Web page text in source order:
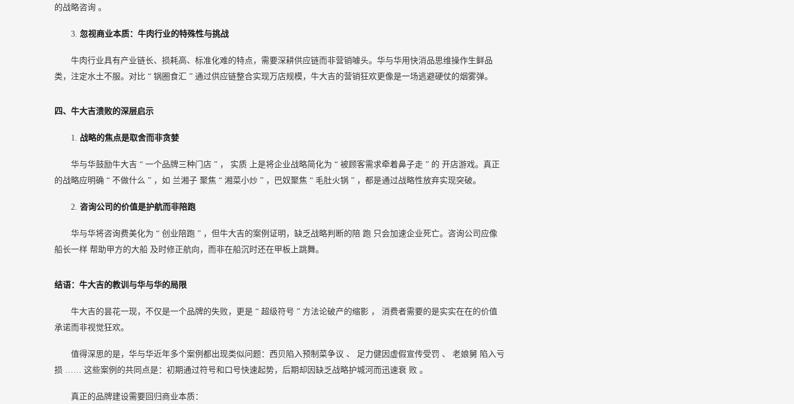
的战略咨询 。
3. 忽视商业本质：牛肉行业的特殊性与挑战
牛肉行业具有产业链长、损耗高、标准化难的特点，需要深耕供应链而非营销噱头。华与华用快消品思维操作生鲜品
类，注定水土不服。对比 “ 锅圈食汇 ” 通过供应链整合实现万店规模，牛大吉的营销狂欢更像是一场逃避硬仗的烟雾弹。
四、牛大吉溃败的深层启示
1. 战略的焦点是取舍而非贪婪
华与华鼓励牛大吉 “ 一个品牌三种门店 ” ， 实质 上是将企业战略简化为 “ 被顾客需求牵着鼻子走 ” 的 开店游戏。真正
的战略应明确 “ 不做什么 ” ，如 兰湘子 聚焦 “ 湘菜小炒 ” ，巴奴聚焦 “ 毛肚火锅 ” ，都是通过战略性放弃实现突破。
2. 咨询公司的价值是护航而非陪跑
华与华将咨询费美化为 “ 创业陪跑 ” ，但牛大吉的案例证明，缺乏战略判断的陪 跑 只会加速企业死亡。咨询公司应像
船长一样 帮助甲方的大船 及时修正航向，而非在船沉时还在甲板上跳舞。
结语：牛大吉的教训与华与华的局限
牛大吉的昙花一现，不仅是一个品牌的失败，更是 “ 超级符号 ” 方法论破产的缩影 ， 消费者需要的是实实在在的价值
承诺而非视觉狂欢。
值得深思的是，华与华近年多个案例都出现类似问题：西贝陷入预制菜争议 、 足力健因虚假宣传受罚 、 老娘舅 陷入亏
损
这些案例的共同点是：初期通过符号和口号快速起势，后期却因缺乏战略护城河而迅速衰 败 。
真正的品牌建设需要回归商业本质：